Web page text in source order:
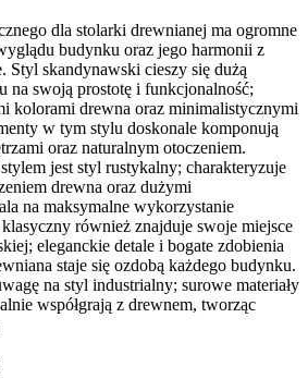
dla stolarki drewnianej ma ogromne
budynku oraz jego harmonii z
Styl skandynawski cieszy się dużą
na swoją prostotę i funkcjonalność;
kolorami drewna oraz minimalistycznymi
w tym stylu doskonale komponują
oraz naturalnym otoczeniem.
jest styl rustykalny; charakteryzuje
drewna oraz dużymi
na maksymalne wykorzystanie
również znajduje swoje miejsce
eleganckie detale i bogate zdobienia
staje się ozdobą każdego budynku.
na styl industrialny; surowe materiały
współgrają z drewnem, tworząc